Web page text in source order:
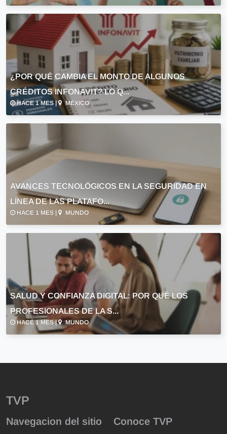
¿POR QUÉ CAMBIA EL MONTO DE ALGUNOS
CRÉDITOS INFONAVIT? LO Q...
HACE 1 MES | MÉXICO
AVANCES TECNOLÓGICOS EN LA SEGURIDAD EN
LÍNEA DE LAS PLATAFO...
HACE 1 MES | MUNDO
SALUD Y CONFIANZA DIGITAL: POR QUÉ LOS
PROFESIONALES DE LA S...
HACE 1 MES | MUNDO
TVP
Navegacion del sitio Conoce TVP